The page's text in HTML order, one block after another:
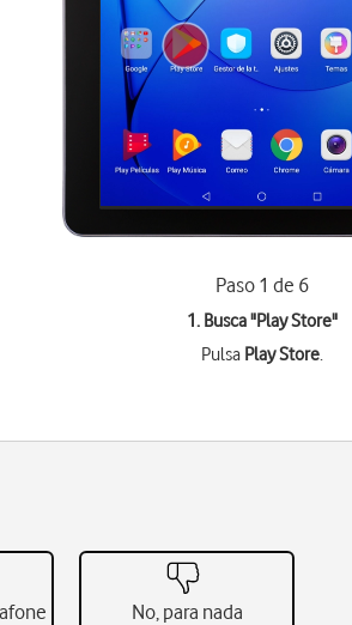
Paso 1 de 6
1. Busca "Play Store"
Pulsa Play Store.
No, para nada